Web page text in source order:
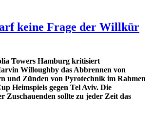
keine Frage der Willkür
Towers Hamburg kritisiert
Willoughby das Abbrennen von
und Zünden von Pyrotechnik im Rahmen
Heimspiels gegen Tel Aviv. Die
Zuschauenden sollte zu jeder Zeit das